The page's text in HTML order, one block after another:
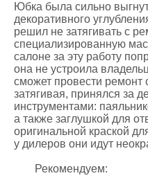
Юбка была сильно
декоративного
решил не затягивать с
специализированную
салоне за эту работу
она не устроила
сможет провести ремонт
затягивая, принялся за
инструментами:
а также заглушкой для
оригинальной краской
у дилеров они идут
Рекомендуем: